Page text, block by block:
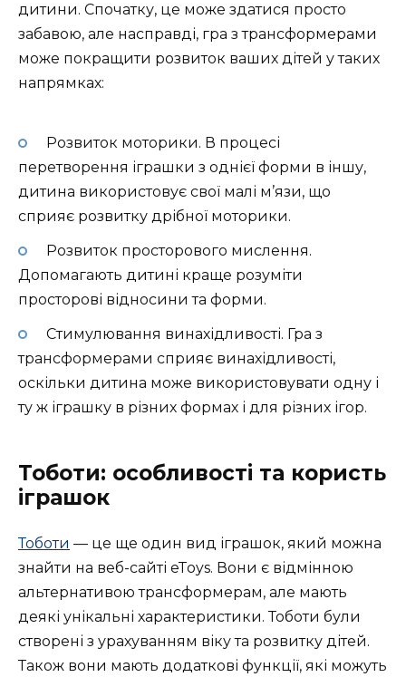
дитини. Спочатку, це може здатися просто
забавою, але насправді, гра з трансформерами
може покращити розвиток ваших дітей у таких
напрямках:
Розвиток моторики. В процесі
перетворення іграшки з однієї форми в іншу,
дитина використовує свої малі м’язи, що
сприяє розвитку дрібної моторики.
Розвиток просторового мислення.
Допомагають дитині краще розуміти
просторові відносини та форми.
Стимулювання винахідливості. Гра з
трансформерами сприяє винахідливості,
оскільки дитина може використовувати одну і
ту ж іграшку в різних формах і для різних ігор.
Тоботи: особливості та користь
іграшок
Тоботи — це ще один вид іграшок, який можна
знайти на веб-сайті eToys. Вони є відмінною
альтернативою трансформерам, але мають
деякі унікальні характеристики. Тоботи були
створені з урахуванням віку та розвитку дітей.
Також вони мають додаткові функції, які можуть